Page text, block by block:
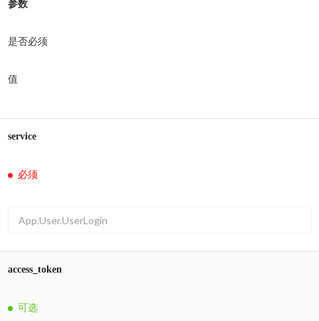
参数
是否必须
值
service
必须
access_token
可选